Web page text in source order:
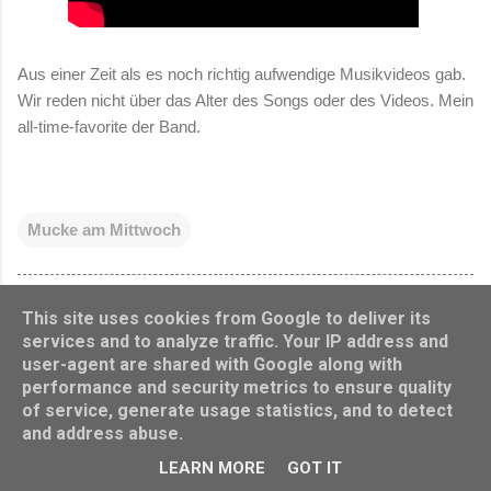
Aus einer Zeit als es noch richtig aufwendige Musikvideos gab.
Wir reden nicht über das Alter des Songs oder des Videos. Mein
all-time-favorite der Band.
Mucke am Mittwoch
Powered by Blogger
This site uses cookies from Google to deliver its
services and to analyze traffic. Your IP address and
user-agent are shared with Google along with
performance and security metrics to ensure quality
of service, generate usage statistics, and to detect
and address abuse.
LEARN MORE GOT IT